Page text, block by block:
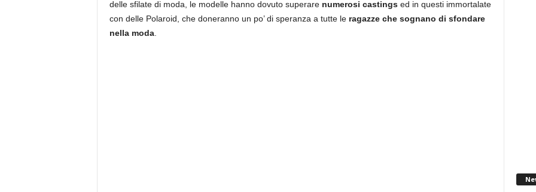
delle sfilate di moda, le modelle hanno dovuto superare numerosi castingsed in questi immortalate
con delle Polaroid, che doneranno un po’ di speranza a tutte le ragazze che sognano di sfondare
nella moda.